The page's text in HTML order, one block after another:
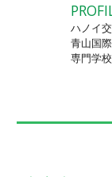
ハノイ
青山国
専門学